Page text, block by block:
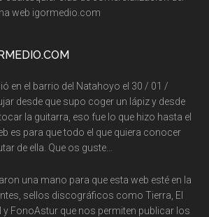
web igormedio.com
en el barrio del Natahoyo el 30 / 01 /
desde que supo coger un lápiz y desde
la guitarra, eso fue lo que hizo hasta el
es para que todo el que quiera conocer
de ella. Que os guste…
una mano para que esta web esté en la
sellos discográficos como Tierra, El
y FonoAstur que nos permiten publicar los